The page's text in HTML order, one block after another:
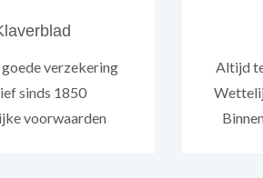
verzekering
sinds 1850
voorwaarden
Altijd